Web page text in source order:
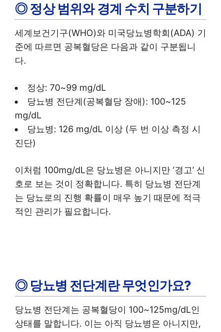
◎ 정상 범위와 경계 수치 구분하기
세계보건기구(WHO)와 미국당뇨병학회(ADA) 기
준에 따르면 공복혈당은 다음과 같이 구분됩니
다.
정상: 70~99 mg/dL
당뇨병 전단계(공복혈당 장애): 100~125
mg/dL
당뇨병: 126 mg/dL 이상 (두 번 이상 측정 시
진단)
이처럼 100mg/dL은 당뇨병은 아니지만 ‘경고’ 신
호로 보는 것이 정확합니다. 특히 당뇨병 전단계
는 당뇨로의 진행 확률이 매우 높기 때문에 적극
적인 관리가 필요합니다.
◎ 당뇨병 전단계란 무엇인가요?
당뇨병 전단계는 공복혈당이 100~125mg/dL인
상태를 말합니다. 이는 아직 당뇨병은 아니지만,